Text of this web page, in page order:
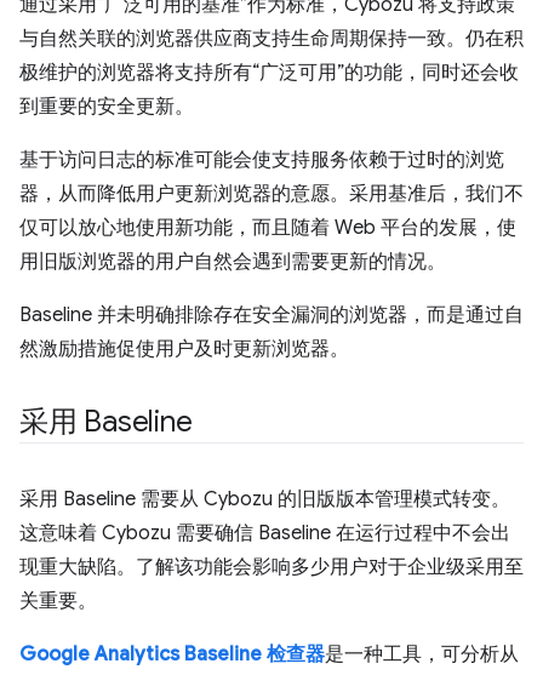
通过采用“广泛可用的基准”作为标准，Cybozu 将支持政策
与自然关联的浏览器供应商支持生命周期保持一致。仍在积
极维护的浏览器将支持所有“广泛可用”的功能，同时还会收
到重要的安全更新。
基于访问日志的标准可能会使支持服务依赖于过时的浏览
器，从而降低用户更新浏览器的意愿。采用基准后，我们不
仅可以放心地使用新功能，而且随着 Web 平台的发展，使
用旧版浏览器的用户自然会遇到需要更新的情况。
Baseline 并未明确排除存在安全漏洞的浏览器，而是通过自
然激励措施促使用户及时更新浏览器。
采用 Baseline
采用 Baseline 需要从 Cybozu 的旧版版本管理模式转变。
这意味着 Cybozu 需要确信 Baseline 在运行过程中不会出
现重大缺陷。了解该功能会影响多少用户对于企业级采用至
关重要。
Google Analytics Baseline 检查器是一种工具，可分析从